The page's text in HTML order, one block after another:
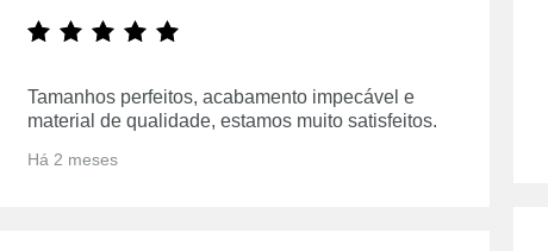
Tamanhos perfeitos, acabamento impecável e
material de qualidade, estamos muito satisfeitos.
Há 2 meses